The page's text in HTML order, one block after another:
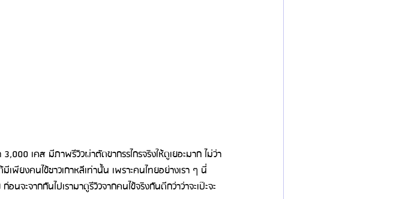
เคส มีภาพรีวิวผ่าตัดขากรรไกรจริงให้ดูเยอะมาก ไม่ว่า
พียงคนไข้ชาวเกาหลีเท่านั้น เพราะคนไทยอย่างเรา ๆ นี่
จะจากกันไปเรามาดูรีวิวจากคนไข้จริงกันดีกว่าว่าจะเป๊ะจะ